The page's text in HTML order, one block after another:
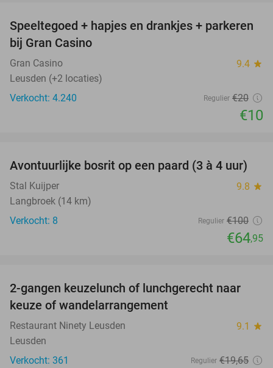
50%
Speeltegoed + hapjes en drankjes + parkeren
bij Gran Casino
Gran Casino 9.4 star
Leusden (+2 locaties)
Verkocht: 4.240
Regulier €20
€10
35%
Avontuurlijke bosrit op een paard (3 à 4 uur)
Stal Kuijper 9.8 star
Langbroek (14 km)
Verkocht: 8
Regulier €100
€64,95
39%
2-gangen keuzelunch of lunchgerecht naar
keuze of wandelarrangement
Restaurant Ninety Leusden 9.1 star
Leusden
Verkocht: 361
Regulier €19,65